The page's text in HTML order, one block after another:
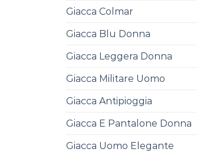
Giacca Colmar
Giacca Blu Donna
Giacca Leggera Donna
Giacca Militare Uomo
Giacca Antipioggia
Giacca E Pantalone Donna
Giacca Uomo Elegante